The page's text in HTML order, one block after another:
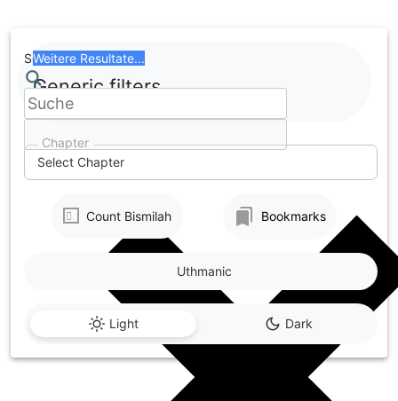
to
content
Chapter
Select Chapter
Search
Weitere Resultate...
Generic filters
Count Bismilah Bookmarks
Light Dark
Uthmanic